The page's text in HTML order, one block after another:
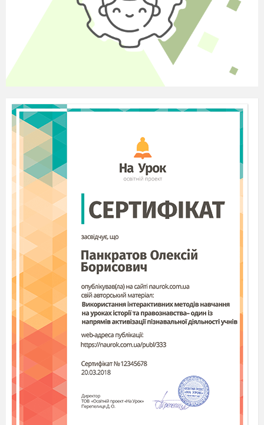
РОЗДІЛ 5. Класне керівництво
Аналіз успішності учнів та аналіз якості їх знань.
Інформація про участь учнів класу в шкільних
заходах, соціальних проектах, творчих колективах.
Інформація про наявність правопорушень у учнів
РОЗДІЛ 6. «Навчально-матеріальна база» (В даний
розділ входить виписка із паспорта навчального
кабінета)
Список устаткування навчального кабінету.
Перелік нового обладнання.
Список словників і іншої довідкової літератури по
Наявність технічних засобів навчання дітей
(телевізор, DVD-програвач, музичний центр,
діапроектор і т.д.
Перелік навчальних фільмів.
Перелік навчальних посібників (таблиці, макети,
ілюстрації, схеми, портрети і тому подібне.).
Список аудіо записів.
Перелік довідкової літератури і дидактичних
матеріалів.
Наявність комп’ютера і комп’ютерних засобів вчення
(програми віртуального експерименту, контролю
Аудіо і відео посібники.
Наявність дидактичного матеріалу, збірників
завдань, задач, вправ, прикладів, зразків рефератів
і загадок, творів і т.д.
Інші документи за бажанням вчителя.